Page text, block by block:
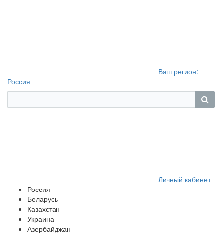
Ваш регион:
Россия
Личный кабинет
Россия
Беларусь
Казахстан
Украина
Азербайджан